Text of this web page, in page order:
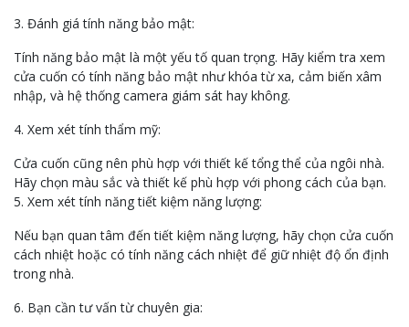
3. Đánh giá tính năng bảo mật:
Tính năng bảo mật là một yếu tố quan trọng. Hãy kiểm tra xem
cửa cuốn có tính năng bảo mật như khóa từ xa, cảm biến xâm
nhập, và hệ thống camera giám sát hay không.
4. Xem xét tính thẩm mỹ:
Cửa cuốn cũng nên phù hợp với thiết kế tổng thể của ngôi nhà.
Hãy chọn màu sắc và thiết kế phù hợp với phong cách của bạn.
5. Xem xét tính năng tiết kiệm năng lượng:
Nếu bạn quan tâm đến tiết kiệm năng lượng, hãy chọn cửa cuốn
cách nhiệt hoặc có tính năng cách nhiệt để giữ nhiệt độ ổn định
trong nhà.
6. Bạn cần tư vấn từ chuyên gia: